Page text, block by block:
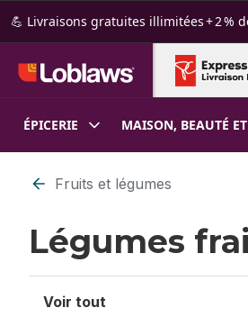
Passer au contenu principal
Passer au pied de page
💪 Livraisons gratuites illimitées + 2 %
ÉPICERIE MAISON, BEAUTÉ ET
Passer au filtrage du contenu
Fruits et légumes
Légumes
Voir tout